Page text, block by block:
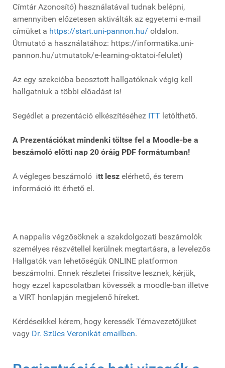
Címtár Azonosító) használatával tudnak belépni,
amennyiben előzetesen aktiválták az egyetemi e-mail
címüket a https://start.uni-pannon.hu/ oldalon.
Útmutató a használatához: https://informatika.uni-
pannon.hu/utmutatok/e-learning-oktatoi-felulet)
Az egy szekcióba beosztott hallgatóknak végig kell
hallgatniuk a többi előadást is!
Segédlet a prezentáció elkészítéséhez ITT letölthető.
A Prezentációkat mindenki töltse fel a Moodle-be a
beszámoló előtti nap 20 óráig PDF formátumban!
A végleges beszámoló itt lesz elérhető, és terem
információ itt érhető el.
A nappalis végzősöknek a szakdolgozati beszámolók
személyes részvétellel kerülnek megtartásra, a levelezős
Hallgatók van lehetőségük ONLINE platformon
beszámolni. Ennek részletei frissítve lesznek, kérjük,
hogy ezzel kapcsolatban kövessék a moodle-ban illetve
a VIRT honlapján megjelenő híreket.
Kérdéseikkel kérem, hogy keressék Témavezetőjüket
vagy Dr. Szücs Veronikát emailben.